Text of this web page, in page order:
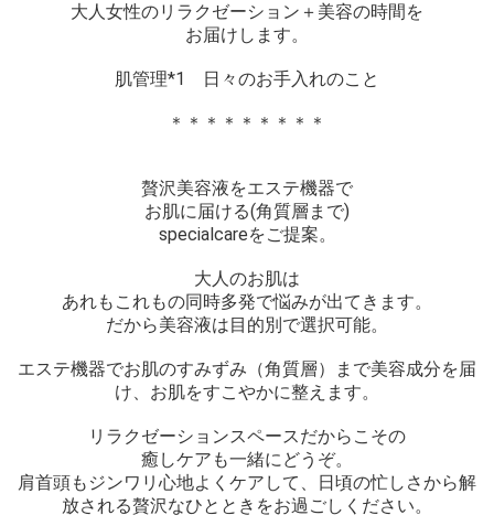
大人女性のリラクゼーション＋美容の時間を
お届けします。
肌管理*1 日々のお手入れのこと
＊＊＊＊＊＊＊＊＊
贅沢美容液をエステ機器で
お肌に届ける(角質層まで)
specialcareをご提案。
大人のお肌は
あれもこれもの同時多発で悩みが出てきます。
だから美容液は目的別で選択可能。
エステ機器でお肌のすみずみ（角質層）まで美容成分を届
け、お肌をすこやかに整えます。
リラクゼーションスペースだからこその
癒しケアも一緒にどうぞ。
肩首頭もジンワリ心地よくケアして、日頃の忙しさから解
放される贅沢なひとときをお過ごしください。